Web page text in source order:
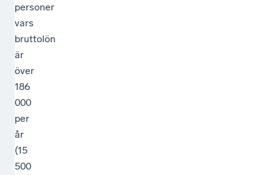
personer
vars
bruttolön
är
över
186
000
per
år
(15
500